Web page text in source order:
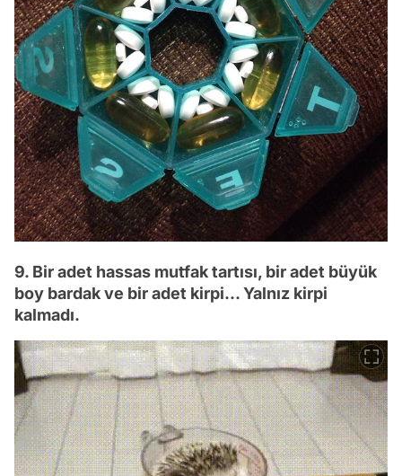
9. Bir adet hassas mutfak tartısı, bir adet büyük
boy bardak ve bir adet kirpi... Yalnız kirpi
kalmadı.